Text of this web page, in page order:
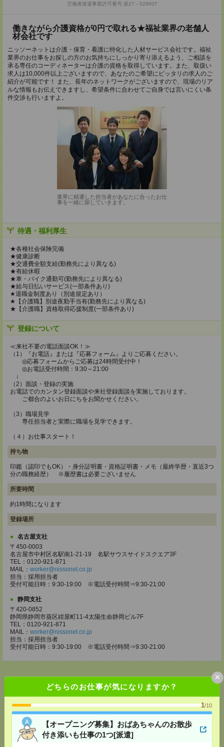
どちらのお仕事が気になりますか？
1/10
【オープニング募集】おばあちゃんのお散歩
付き添いも仕事の1つ[派遣]
×
労働者派遣事業許可番号:派27－029007
働きながら介護資格が0円で取れる★福祉業界の老舗人
材会社です
ニッソーネットは介護・保育・看護に特化した人材サービス会社です。福祉
業界のお仕事をお探しの方のお気持ちにしっかり寄り添えるよう、ご相談を
承る専任のコーディネーターは介護の資格を取得しています。また、取扱い
求人は10,000件以上ございますので、あなたのご希望にピッタリの求人のご
紹介が可能です！ また、長年のネットワークがございますので、現場のリア
ルな情報もお伝えできますし、希望条件に合わせてご自身では言いにくい条
件交渉も行いますよ。
業界に精通した担当者があなたに合ったお仕
事を一緒に探していきます。
待遇・福利厚生
★各種社会保険完備
★健康診断
★交通費全額支給(勤務先により異なる)
★有給休暇
★車・バイク通勤可(勤務先により異なる)
★給与日払いサービス(一部条件あり)
★退職金制度あり（別途規定あり）
★【介護職】別途夜勤手当有(勤務先により異なる)
★【介護職】資格取得応援制度(一部条件あり)
登録について
≪来社不要の電話面談OK！≫
（1）『お電話』または『応募フォーム』よりご応募ください。
◎応募フォームからご応募は24時間受付中！
◎お電話受付時間：9:30～21:00
↓
（2）面談・登録の実施
お電話でのカンタン登録面談や来社登録面談を実施しております。
ご都合のよいお日にちをお聞かせください。
（3）職場見学
専任担当者と実際に職場を見学できます。
（４）お仕事スタート！
持ち物
印鑑（認印でもOK）・身分証明書・資格証明書・メモ（最終学歴・直近3つ
分の職務経歴） ※履歴書は必要ございません
所要時間
約1時間になります
登録場所
名古屋支社
〒450-0003
名古屋市中村区名駅南1-21-19 名駅サウスサイドスクエア3F
TEL：0120-921-871
MAIL： worker@nissonet.co.jp
担当：採用担当者
受付可能日時：9:30-19:00 ※電話受付時間⇒9:30-21:00
静岡支社
〒420-0852
静岡県静岡市葵区紺屋町11-4太陽生命静岡ビル7F
TEL：0120-921-871
MAIL： worker@nissonet.co.jp
担当：採用担当者
受付可能日時：9:30-19:00 ※電話受付時間⇒9:30-21:00
応募ページへ
気になる！